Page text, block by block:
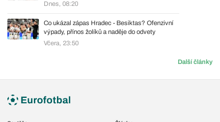
Dnes, 08:20
Co ukázal zápas Hradec - Besiktas? Ofenzivní
výpady, přínos žolíků a naděje do odvety
Včera, 23:50
Další články